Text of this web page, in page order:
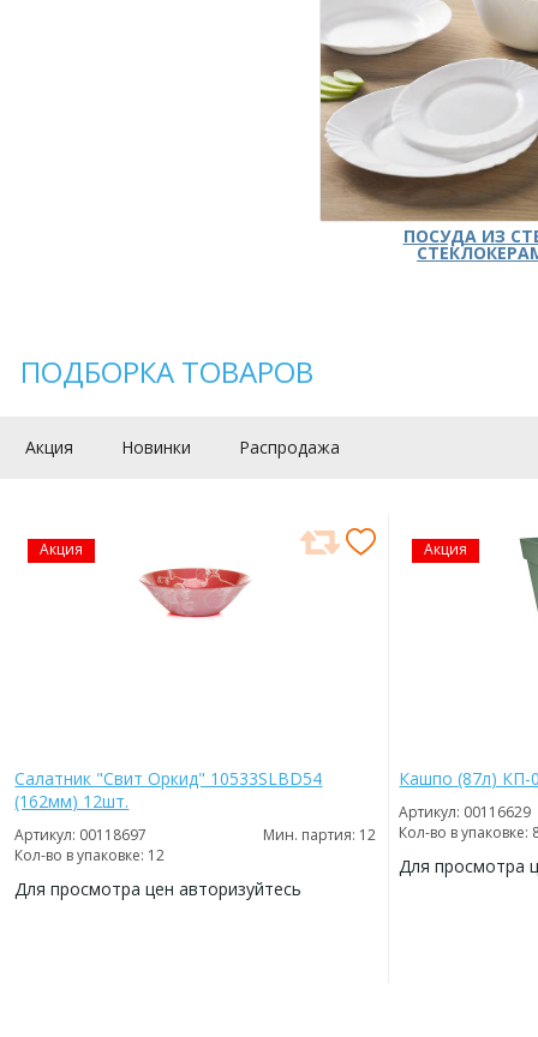
ПОСУДА ИЗ
ПОДБОРКА ТОВАРОВ
Акция Новинки Распродажа
Акция
Салатник "Свит Оркид" 10533SLBD54
(162мм) 12шт.
Артикул: 00118697
Мин. партия: 12
Кол-во в упаковке: 12
Для просмотра цен авторизуйтесь
Акция
Кашпо (87л) КП-
Артикул: 00116629
Кол-во в упаковке:
Для просмотра